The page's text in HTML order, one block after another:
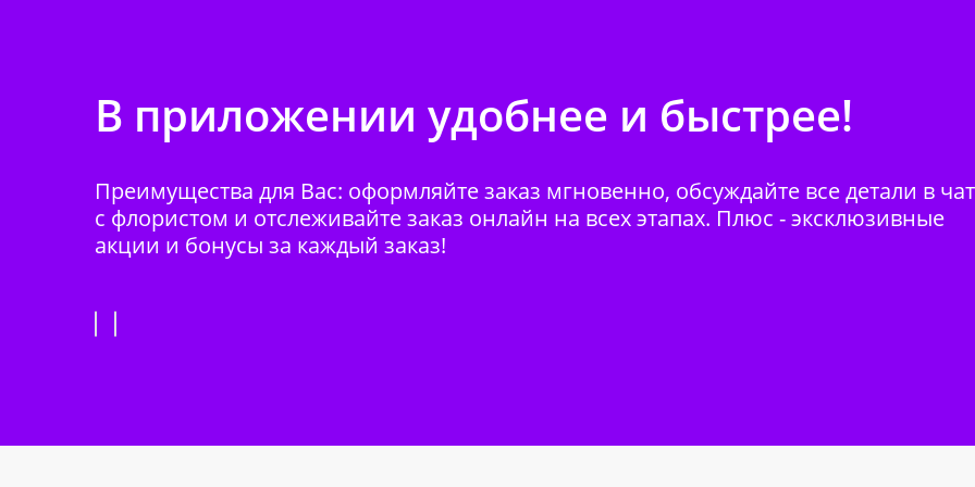
В приложении удобнее и быстрее!
Преимущества для Вас: оформляйте заказ мгновенно, обсуждайте все детали в
с флористом и отслеживайте заказ онлайн на всех этапах. Плюс - эксклюзивные
акции и бонусы за каждый заказ!